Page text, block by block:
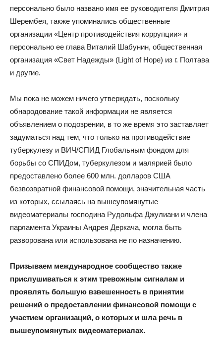
персонально было названо имя ее руководителя Дмитрия
Шерембея, также упоминались общественные
организации «Центр противодействия коррупции» и
персонально ее глава Виталий Шабунин, общественная
организация «Свет Надежды» (Light of Hope) из г. Полтава
и другие.
Мы пока не можем ничего утверждать, поскольку
обнародование такой информации не является
объявлением о подозрении, в то же время это заставляет
задуматься над тем, что только на противодействие
туберкулезу и ВИЧ/СПИД Глобальным фондом для
борьбы со СПИДом, туберкулезом и малярией было
предоставлено более 600 млн. долларов США
безвозвратной финансовой помощи, значительная часть
из которых, ссылаясь на вышеупомянутые
видеоматериалы господина Рудольфа Джулиани и члена
парламента Украины Андрея Деркача, могла быть
разворована или использована не по назначению.
Призываем международное сообщество также
прислушиваться к этим тревожным сигналам и
проявлять большую взвешенность в принятии
решений о предоставлении финансовой помощи с
участием организаций, о которых и шла речь в
вышеупомянутых видеоматериалах.